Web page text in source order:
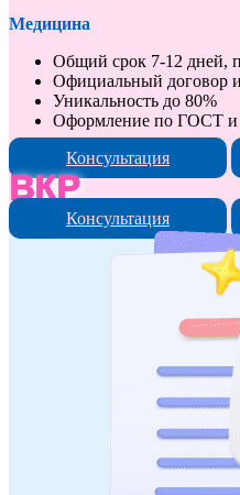
Медицина
Общий срок 7-12 дней,
Официальный договор и
Уникальность до 80%
Оформление по ГОСТ
Консультация
ВКР
Консультация